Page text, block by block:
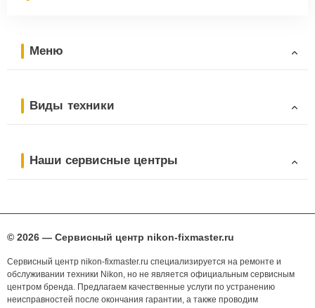
Меню
Виды техники
Наши сервисные центры
© 2026 — Сервисный центр nikon-fixmaster.ru
Сервисный центр nikon-fixmaster.ru специализируется на ремонте и
обслуживании техники Nikon, но не является официальным сервисным
центром бренда. Предлагаем качественные услуги по устранению
неисправностей после окончания гарантии, а также проводим